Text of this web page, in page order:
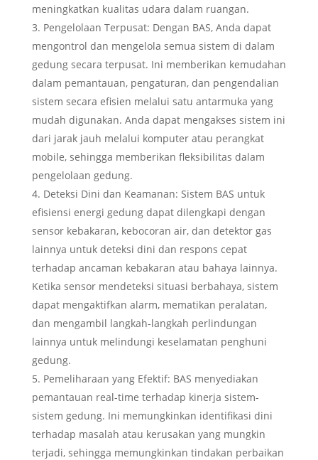
meningkatkan kualitas udara dalam ruangan.
Pengelolaan Terpusat: Dengan BAS, Anda dapat
mengontrol dan mengelola semua sistem di dalam
gedung secara terpusat. Ini memberikan kemudahan
dalam pemantauan, pengaturan, dan pengendalian
sistem secara efisien melalui satu antarmuka yang
mudah digunakan. Anda dapat mengakses sistem ini
dari jarak jauh melalui komputer atau perangkat
mobile, sehingga memberikan fleksibilitas dalam
pengelolaan gedung.
Deteksi Dini dan Keamanan: Sistem BAS untuk
efisiensi energi gedung dapat dilengkapi dengan
sensor kebakaran, kebocoran air, dan detektor gas
lainnya untuk deteksi dini dan respons cepat
terhadap ancaman kebakaran atau bahaya lainnya.
Ketika sensor mendeteksi situasi berbahaya, sistem
dapat mengaktifkan alarm, mematikan peralatan,
dan mengambil langkah-langkah perlindungan
lainnya untuk melindungi keselamatan penghuni
gedung.
Pemeliharaan yang Efektif: BAS menyediakan
pemantauan real-time terhadap kinerja sistem-
sistem gedung. Ini memungkinkan identifikasi dini
terhadap masalah atau kerusakan yang mungkin
terjadi, sehingga memungkinkan tindakan perbaikan